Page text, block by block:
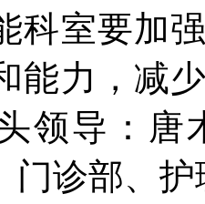
科室要加
能力，减
领导：唐
门诊部、